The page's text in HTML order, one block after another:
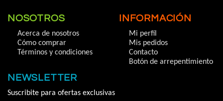
NOSOTROS
Acerca de nosotros
Cómo comprar
Términos y condiciones
INFORMACIÓN
Mi perfil
Mis pedidos
Contacto
Botón de arrepentimiento
NEWSLETTER
Suscribite para ofertas exclusivas